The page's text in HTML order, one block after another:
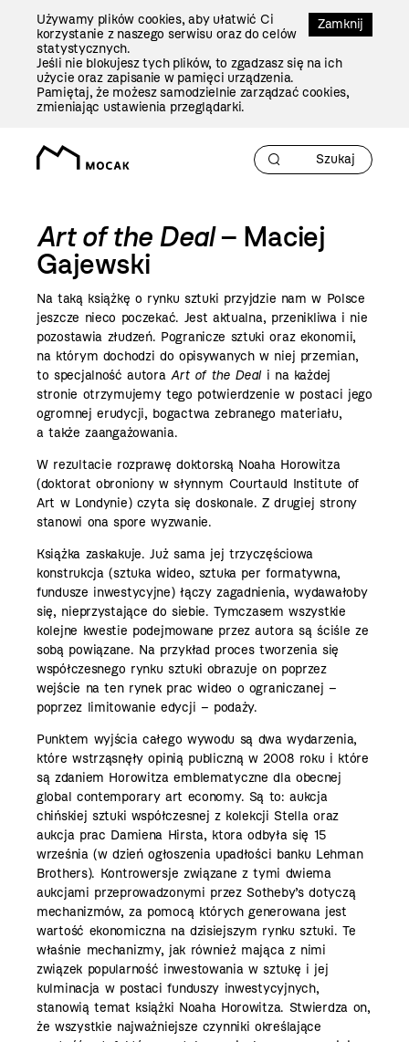
Zamknij
Używamy plików cookies, aby ułatwić Ci
korzystanie z naszego serwisu oraz do celów
statystycznych.
Jeśli nie blokujesz tych plików, to zgadzasz się na ich
użycie oraz zapisanie w pamięci urządzenia.
Pamiętaj, że możesz samodzielnie zarządzać cookies,
zmieniając ustawienia przeglądarki.
Art of the Deal– Maciej
Gajewski
Na taką książkę o rynku sztuki przyjdzie nam w Polsce
jeszcze nieco poczekać. Jest aktualna, przenikliwa i nie
pozostawia złudzeń. Pogranicze sztuki oraz ekonomii,
na którym dochodzi do opisywanych w niej przemian,
to specjalność autoraArt of the Deal i na każdej
stronie otrzymujemy tego potwierdzenie w postaci jego
ogromnej erudycji, bogactwa zebranego materiału,
a także zaangażowania.
W rezultacie rozprawę doktorską Noaha Horowitza
(doktorat obroniony w słynnym Courtauld Institute of
Art w Londynie) czyta się doskonale. Z drugiej strony
stanowi ona spore wyzwanie.
Książka zaskakuje. Już sama jej trzyczęściowa
konstrukcja (sztuka wideo, sztuka per formatywna,
fundusze inwestycyjne) łączy zagadnienia, wydawałoby
się, nieprzystające do siebie. Tymczasem wszystkie
kolejne kwestie podejmowane przez autora są ściśle ze
sobą powiązane. Na przykład proces tworzenia się
współczesnego rynku sztuki obrazuje on poprzez
wejście na ten rynek prac wideo o ograniczanej –
poprzez limitowanie edycji – podaży.
Punktem wyjścia całego wywodu są dwa wydarzenia,
które wstrząsnęły opinią publiczną w 2008 roku i które
są zdaniem Horowitza emblematyczne dla obecnej
global contemporary art economy. Są to: aukcja
chińskiej sztuki współczesnej z kolekcji Stella oraz
aukcja prac Damiena Hirsta, ktora odbyła się 15
września (w dzień ogłoszenia upadłości banku Lehman
Brothers). Kontrowersje związane z tymi dwiema
aukcjami przeprowadzonymi przez Sotheby’s dotyczą
mechanizmów, za pomocą których generowana jest
wartość ekonomiczna na dzisiejszym rynku sztuki. Te
właśnie mechanizmy, jak również mająca z nimi
związek popularność inwestowania w sztukę i jej
kulminacja w postaci funduszy inwestycyjnych,
stanowią temat książki Noaha Horowitza. Stwierdza on,
że wszystkie najważniejsze czynniki określające